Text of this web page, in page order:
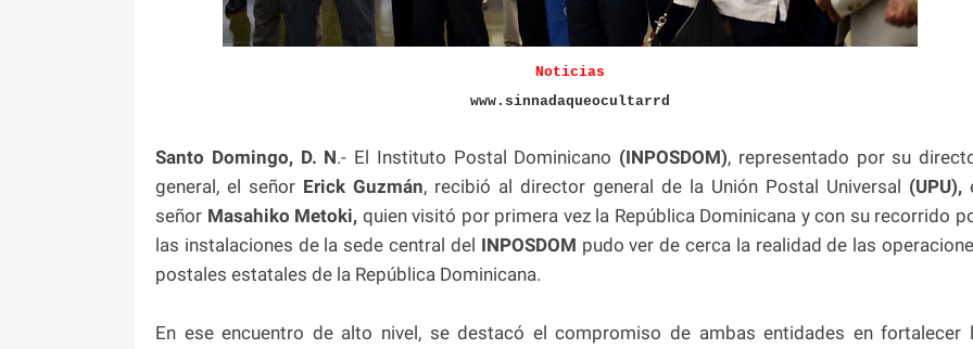
Noticias
www.sinnadaqueocultarrd
Santo Domingo, D. N.- El Instituto Postal Dominicano (INPOSDOM), representado por su
general, el señor Erick Guzmán, recibió al director general de la Unión Postal Universal (UPU),
señor Masahiko Metoki, quien visitó por primera vez la República Dominicana y con su recorrido
las instalaciones de la sede central del INPOSDOM pudo ver de cerca la realidad de las
postales estatales de la República Dominicana.
En ese encuentro de alto nivel, se destacó el compromiso de ambas entidades en fortalecer